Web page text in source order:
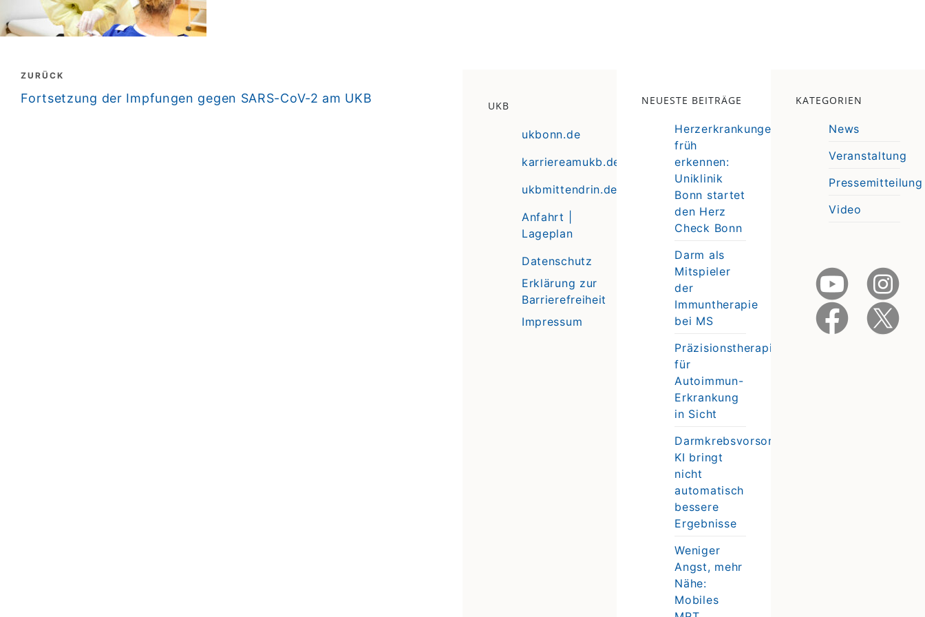
Beitragsnavigation
ZURÜCK
zurück
Fortsetzung der Impfungen gegen SARS-CoV-2 am UKB
UKB
ukbonn.de
karriereamukb.de
ukbmittendrin.de
Anfahrt |
Lageplan
Datenschutz
Erklärung zur
Barrierefreiheit
Impressum
NEUESTE BEITRÄGE
Herzerkrankungen
früh
erkennen:
Uniklinik
Bonn startet
den Herz
Check Bonn
Darm als
Mitspieler
der
Immuntherapie
bei MS
Präzisionstherapie
für
Autoimmun-
Erkrankung
in Sicht
Darmkrebsvorsorge:
KI bringt
nicht
automatisch
bessere
Ergebnisse
Weniger
Angst, mehr
Nähe:
Mobiles
KATEGORIEN
News
Veranstaltung
Pressemitteilung
Video